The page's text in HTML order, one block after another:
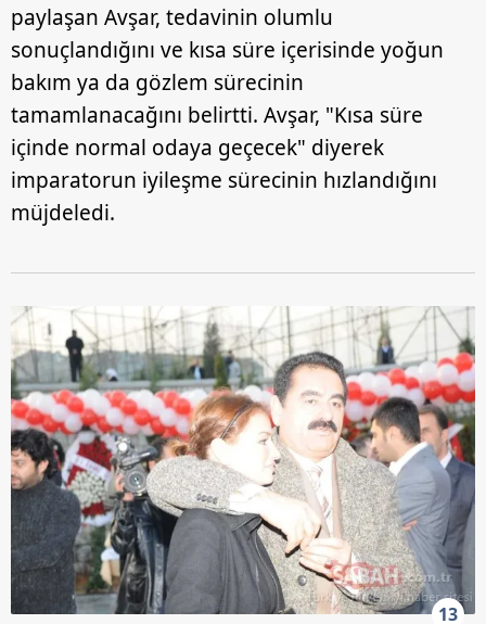
paylaşan Avşar, tedavinin olumlu
sonuçlandığını ve kısa süre içerisinde yoğun
bakım ya da gözlem sürecinin
tamamlanacağını belirtti. Avşar, "Kısa süre
içinde normal odaya geçecek" diyerek
imparatorun iyileşme sürecinin hızlandığını
müjdeledi.
13